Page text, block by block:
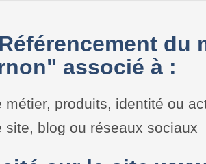
du
associé à :
métier, produits, identité ou
site, blog ou réseaux sociaux